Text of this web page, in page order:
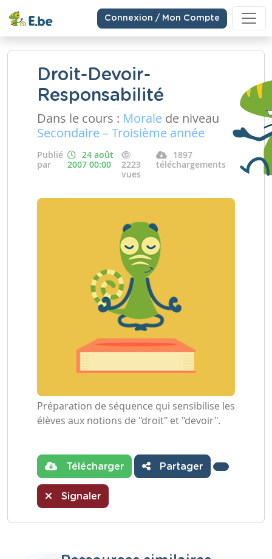
Connexion / Mon Compte
Droit-Devoir-
Responsabilité
Dans le cours : Morale de niveau
Secondaire – Troisième année
Publié
par
24 août
2007 00:00
2223
vues
1897
téléchargements
Préparation de séquence qui sensibilise les
élèves aux notions de "droit" et "devoir".
Télécharger Partager
Signaler